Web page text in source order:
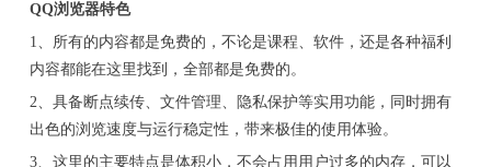
QQ浏览器特色
1、所有的内容都是免费的，不论是课程、软件，还是各种福利
内容都能在这里找到，全部都是免费的。
2、具备断点续传、文件管理、隐私保护等实用功能，同时拥有
出色的浏览速度与运行稳定性，带来极佳的使用体验。
3、这里的主要特点是体积小，不会占用用户过多的内存，可以